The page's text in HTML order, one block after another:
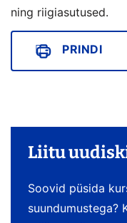
ning riigiasutused.
PRINDI
Liitu
Soovid püsida
suundumustega?